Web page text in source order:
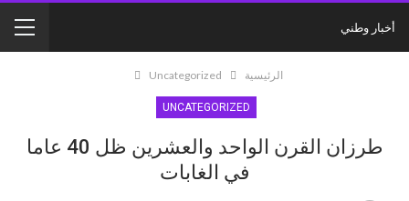
أخبار وطني
الرئيسية Uncategorized
UNCATEGORIZED
طرزان القرن الواحد والعشرين ظل 40 عاما
في الغابات